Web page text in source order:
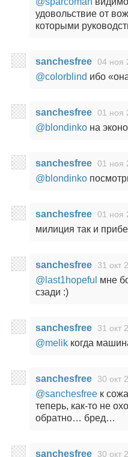
удовольствие от
которыми
sanchesfree 04 ноя
@colorblind ибо
sanchesfree 01 ноя
@blondinkoна
sanchesfree 01 ноя
@blondinko
sanchesfree 01 ноя
милиция так и
sanchesfree 31 окт
@last1hopeful мне
сзади :)
sanchesfree 31 окт
@melikкогда
sanchesfree 30 окт
@sanchesfreeк
теперь, как-то не
обратно… бред…
sanchesfree 30 окт